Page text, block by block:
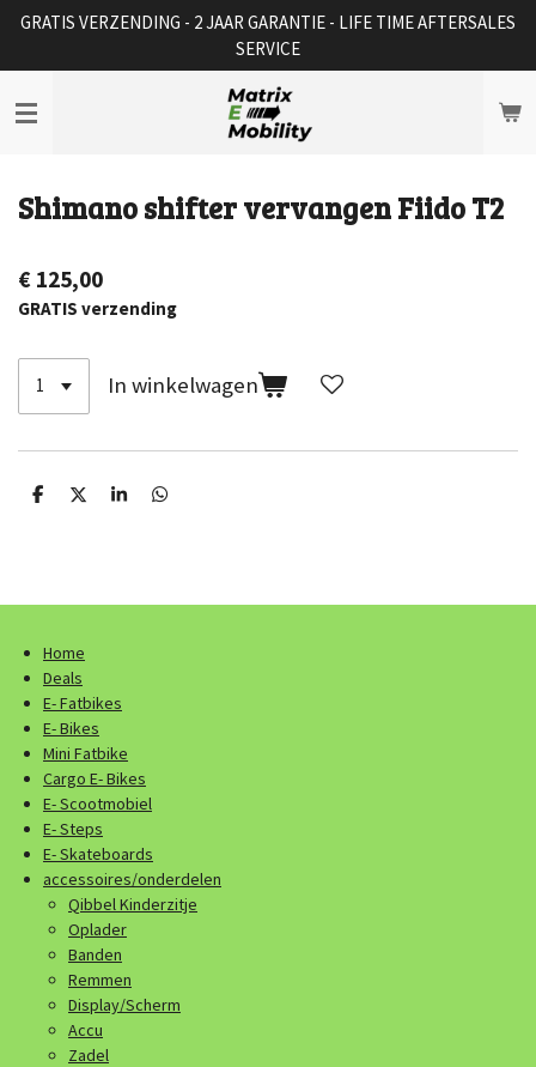
Ga
naar
de
hoofdinhoud
GRATIS VERZENDING - 2 JAAR GARANTIE - LIFE TIME AFTERSALES
SERVICE
Shimano shifter vervangen Fiido T2
€ 125,00
GRATIS verzending
In winkelwagen
D
D
S
D
Home
Deals
E- Fatbikes
E- Bikes
Mini Fatbike
Cargo E- Bikes
E- Scootmobiel
E- Steps
E- Skateboards
accessoires/onderdelen
Qibbel Kinderzitje
Oplader
Banden
Remmen
Display/Scherm
Accu
Zadel